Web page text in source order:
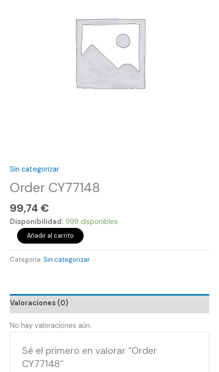
Sin categorizar
Order CY77148
99,74 €
Disponibilidad: 999 disponibles
Añadir al carrito
Categoría: Sin categorizar
Valoraciones (0)
No hay valoraciones aún.
Sé el primero en valorar “Order
CY77148”